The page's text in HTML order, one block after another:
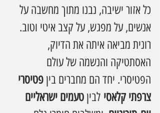
כל אזור ישיבה, נבנו מתוך מחשבה על
אנשים, על מפגש, על קצב איטי וטוב.
רונית מביאה איתה את הדיוק,
האסתטיקה והנשמה של עולם
הפטיסרי. יחד הם מחברים בין פטיסרי
צרפתי קלאסי לבין טעמים ישראליים